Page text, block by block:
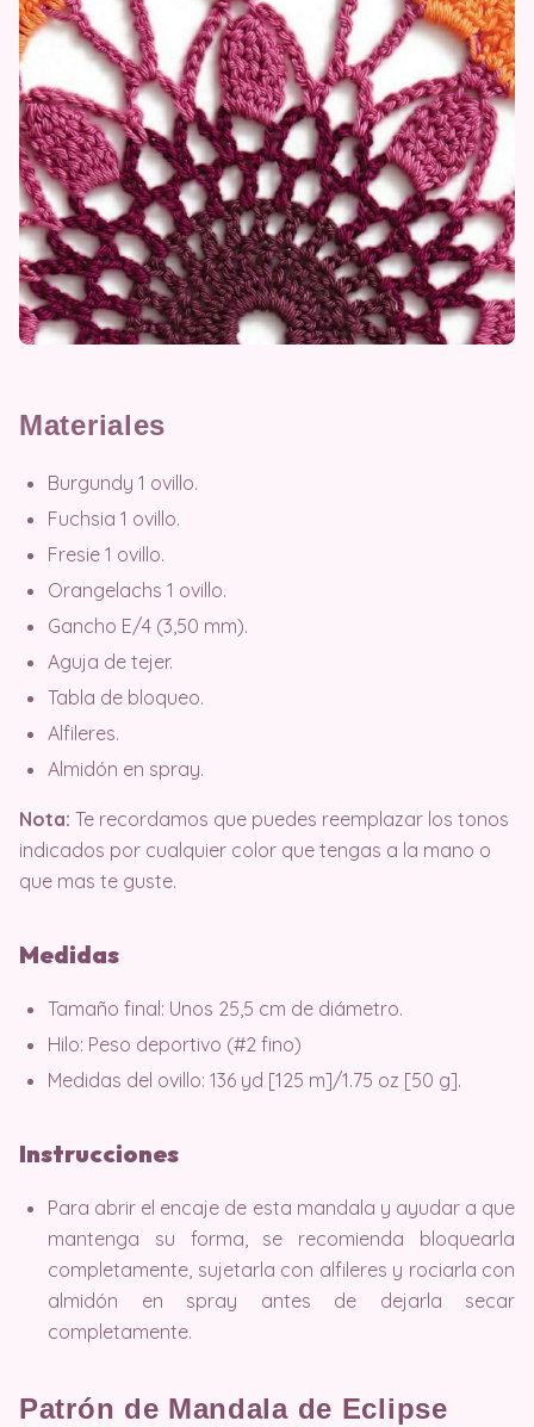
Materiales
Burgundy 1 ovillo.
Fuchsia 1 ovillo.
Fresie 1 ovillo.
Orangelachs 1 ovillo.
Gancho E/4 (3,50 mm).
Aguja de tejer.
Tabla de bloqueo.
Alfileres.
Almidón en spray.
Nota: Te recordamos que puedes reemplazar los tonos
indicados por cualquier color que tengas a la mano o
que mas te guste.
Medidas
Tamaño final: Unos 25,5 cm de diámetro.
Hilo: Peso deportivo (#2 fino)
Medidas del ovillo: 136 yd [125 m]/1.75 oz [50 g].
Instrucciones
Para abrir el encaje de esta mandala y ayudar a que
mantenga su forma, se recomienda bloquearla
completamente, sujetarla con alfileres y rociarla con
almidón en spray antes de dejarla secar
completamente.
Patrón de Mandala de Eclipse